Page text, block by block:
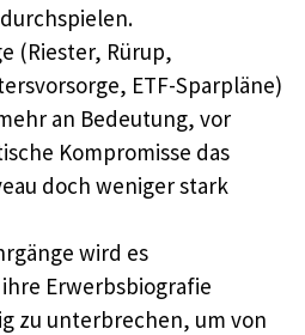
(Riester, Rürup,
ETF-Sparpläne)
an Bedeutung, vor
Kompromisse das
doch weniger stark
wird es
Erwerbsbiografie
zu unterbrechen, um von